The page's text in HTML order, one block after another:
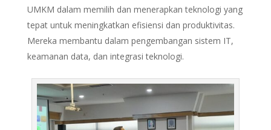
UMKM dalam memilih dan menerapkan teknologi yang
tepat untuk meningkatkan efisiensi dan produktivitas.
Mereka membantu dalam pengembangan sistem IT,
keamanan data, dan integrasi teknologi.